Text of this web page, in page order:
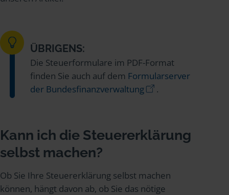
ÜBRIGENS:
Die Steuerformulare im PDF-Format
finden Sie auch auf dem Formularserver
der Bundesfinanzverwaltung
.
Kann ich die Steuererklärung
selbst machen?
Ob Sie Ihre Steuererklärung selbst machen
können, hängt davon ab, ob Sie das nötige